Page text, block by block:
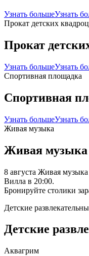
Узнать большеУзнать
Прокат детских
Прокат
Узнать большеУзнать
Спортивная площадка
Спортивная
Узнать большеУзнать
Живая музыка
Живая музыка
8 августа Живая
Вилла в 20:00.
Бронируйте столики
Детские
Детские
Аквагрим